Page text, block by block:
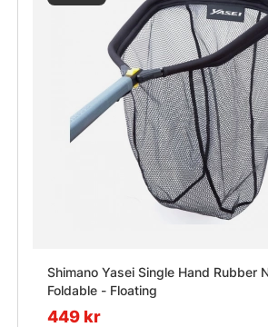
Shimano Yasei Single Hand Rubber
Foldable - Floating
449 kr